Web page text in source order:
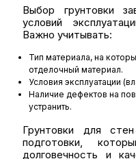
Выбор грунтовки
условий
Важно учитывать:
Тип материала, на
отделочный материал.
Условия эксплуатации
Наличие дефектов на
устранить.
Грунтовки для
подготовки,
долговечность и